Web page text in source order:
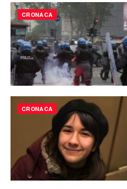
CRONACA
CRONACA